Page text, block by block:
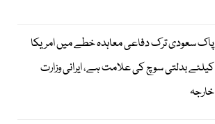
پاک سعودی ترک دفاعی معاہدہ خطے میں امریکا
کیلئے بدلتی سوچ کی علامت ہے، ایرانی وزارت
خارجہ